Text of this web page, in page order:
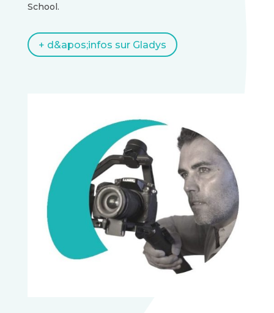
School.
+ d&apos;infos sur Gladys